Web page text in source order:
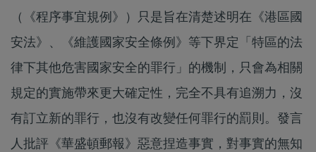
（《程序事宜規例》）只是旨在清楚述明在《港區國
安法》、《維護國家安全條例》等下界定「特區的法
律下其他危害國家安全的罪行」的機制，只會為相關
規定的實施帶來更大確定性，完全不具有追溯力，沒
有訂立新的罪行，也沒有改變任何罪行的罰則。發言
人批評《華盛頓郵報》惡意捏造事實，對事實的無知